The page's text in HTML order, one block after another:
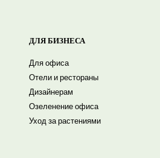
ДЛЯ БИЗНЕСА
Для офиса
Отели и рестораны
Дизайнерам
Озеленение офиса
Уход за растениями